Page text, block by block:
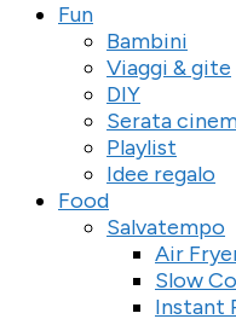
Fun
Bambini
Viaggi & gite
DIY
Serata
Playlist
Idee regalo
Food
Salvatempo
Air
Slow
Instant